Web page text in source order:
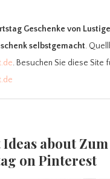
Geschenke von
selbstgemacht.
. Besuchen Sie diese Site
Ideas about
on Pinterest